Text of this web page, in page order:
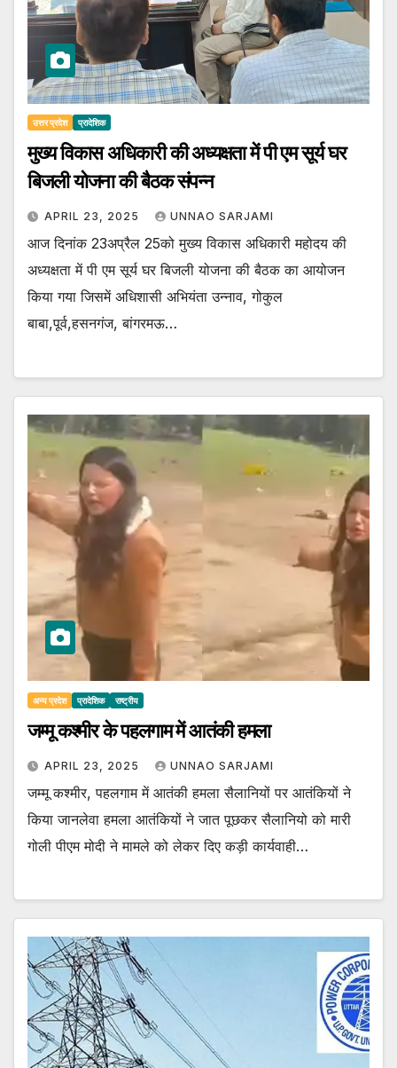
उत्तर प्रदेश प्रादेशिक
मुख्य विकास अधिकारी की अध्यक्षता में पी एम सूर्य घर
बिजली योजना की बैठक संपन्न
APRIL 23, 2025 UNNAO SARJAMI
आज दिनांक 23अप्रैल 25को मुख्य विकास अधिकारी महोदय की
अध्यक्षता में पी एम सूर्य घर बिजली योजना की बैठक का आयोजन
किया गया जिसमें अधिशासी अभियंता उन्नाव, गोकुल
बाबा,पूर्व,हसनगंज, बांगरमऊ…
अन्य प्रदेश प्रादेशिक राष्ट्रीय
जम्मू कश्मीर के पहलगाम में आतंकी हमला
APRIL 23, 2025 UNNAO SARJAMI
जम्मू कश्मीर, पहलगाम में आतंकी हमला सैलानियों पर आतंकियों ने
किया जानलेवा हमला आतंकियों ने जात पूछकर सैलानियो को मारी
गोली पीएम मोदी ने मामले को लेकर दिए कड़ी कार्यवाही…